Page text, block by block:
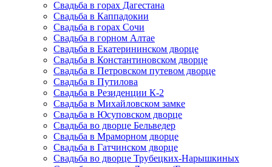
Свадьба в горах Дагестана
Свадьба в Каппадокии
Свадьба в горах Сочи
Свадьба в горном Алтае
Свадьба в Екатерининском дворце
Свадьба в Константиновском дворце
Свадьба в Петровском путевом дворце
Свадьба в Путилова
Свадьба в Резиденции К-2
Свадьба в Михайловском замке
Свадьба в Юсуповском дворце
Свадьба во дворце Бельведер
Свадьба в Мраморном дворце
Свадьба в Гатчинском дворце
Свадьба во дворце Трубецких-Нарышкиных